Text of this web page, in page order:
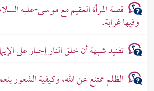
قصة المرأة العقيم مع موسى-عليه
وفيها غرابة.
تفنيد شبهة أن خلق النار إجبار على
الظلم ممتنع عن الله، وكيفية الشعور